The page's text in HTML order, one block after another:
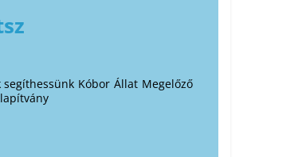
Kóbor Állat Megelőző